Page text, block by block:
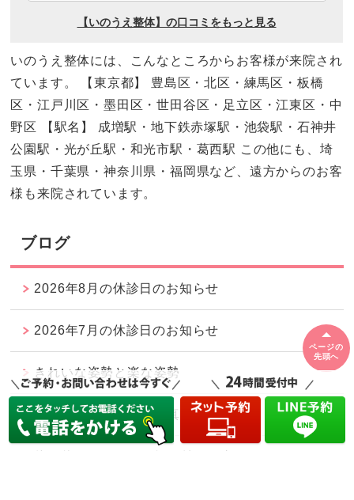
いのうえ整体には、こんなところからお客様が来院され
ています。 【東京都】 豊島区・北区・練馬区・板橋
区・江戸川区・墨田区・世田谷区・足立区・江東区・中
野区 【駅名】 成増駅・地下鉄赤塚駅・池袋駅・石神井
公園駅・光が丘駅・和光市駅・葛西駅 この他にも、埼
玉県・千葉県・神奈川県・福岡県など、遠方からのお客
様も来院されています。
ブログ
2026年8月の休診日のお知らせ
2026年7月の休診日のお知らせ
きれいな姿勢と楽な姿勢
当院の施術について（真体療術とは）
ページの
先頭へ